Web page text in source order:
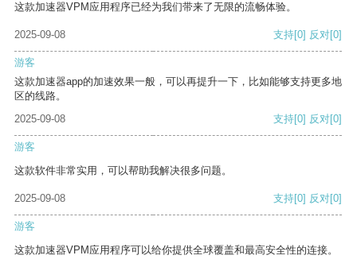
这款加速器VPM应用程序已经为我们带来了无限的流畅体验。
2025-09-08 支持[0] 反对[0]
游客
这款加速器app的加速效果一般，可以再提升一下，比如能够支持更多地
区的线路。
2025-09-08
支持[0] 反对[0]
游客
这款软件非常实用，可以帮助我解决很多问题。
2025-09-08 支持[0] 反对[0]
游客
这款加速器VPM应用程序可以给你提供全球覆盖和最高安全性的连接。